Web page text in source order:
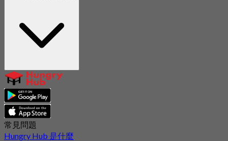
常見問題
Hungry Hub 是什麼